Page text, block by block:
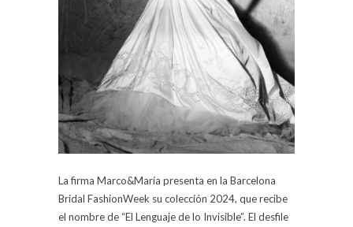
La firma Marco&María presenta en la Barcelona
Bridal FashionWeek su colección 2024, que recibe
el nombre de “El Lenguaje de lo Invisible”. El desfile